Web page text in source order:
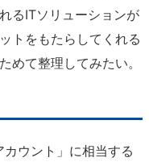
るITソリューションが
トをもたらしてくれる
めて整理してみたい。
ウント」に相当する